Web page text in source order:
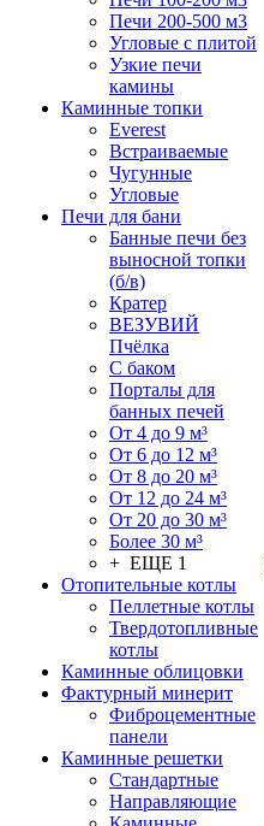
Печи 200-500 м3
Угловые с плитой
Узкие печи
камины
Каминные топки
Everest
Встраиваемые
Чугунные
Угловые
Печи для бани
Банные печи без
выносной топки
(б/в)
Кратер
ВЕЗУВИЙ
Пчёлка
С баком
Порталы для
банных печей
От 4 до 9 м³
От 6 до 12 м³
От 8 до 20 м³
От 12 до 24 м³
От 20 до 30 м³
Более 30 м³
+ ЕЩЕ 1
Отопительные котлы
Пеллетные котлы
Твердотопливные
котлы
Каминные облицовки
Фактурный минерит
Фиброцементные
панели
Каминные решетки
Стандартные
Направляющие